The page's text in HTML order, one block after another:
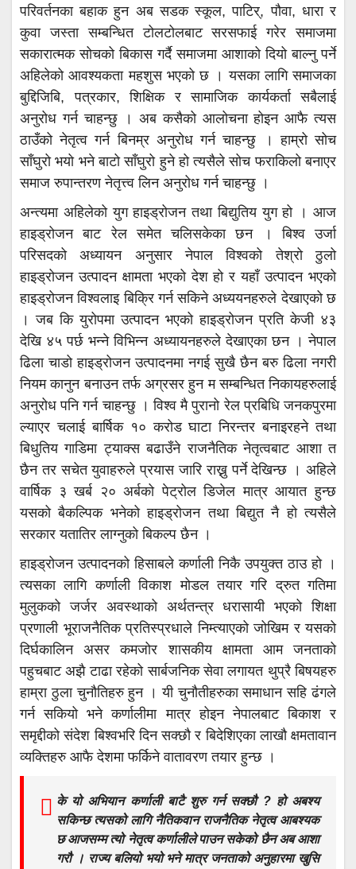
परिवर्तनका बहाक हुन अब सडक स्कूल, पाटिर्, पौवा, धारा र
कुवा जस्ता सम्बन्धित टोलटोलबाट सरसफाई गरेर समाजमा
सकारात्मक सोचको बिकास गर्दै समाजमा आशाको दियो बाल्नु पर्ने
अहिलेको आवश्यकता महशुस भएको छ । यसका लागि समाजका
बुद्दिजिबि, पत्रकार, शिक्षिक र सामाजिक कार्यकर्ता सबैलाई
अनुरोध गर्न चाहन्छु । अब कसैको आलोचना होइन आफै त्यस
ठाउँको नेतृत्व गर्न बिनम्र अनुरोध गर्न चाहन्छु । हाम्रो सोच
साँघुरो भयो भने बाटो साँघुरो हुने हो त्यसैले सोच फराकिलो बनाएर
समाज रुपान्तरण नेतृत्त्व लिन अनुरोध गर्न चाहन्छु ।
अन्त्यमा अहिलेको युग हाइड्रोजन तथा बिद्युतिय युग हो । आज
हाइड्रोजन बाट रेल समेत चलिसकेका छन । बिश्व उर्जा
परिसदको अध्यायन अनुसार नेपाल विश्वको तेश्रो ठुलो
हाइड्रोजन उत्पादन क्षामता भएको देश हो र यहाँ उत्पादन भएको
हाइड्रोजन विश्वलाइ बिक्रि गर्न सकिने अध्ययनहरुले देखाएको छ
। जब कि युरोपमा उत्पादन भएको हाइड्रोजन प्रति केजी ४३
देखि ४५ पर्छ भन्ने विभिन्न अध्यायनहरुले देखाएका छन । नेपाल
ढिला चाडो हाइड्रोजन उत्पादनमा नगई सुखै छैन बरु ढिला नगरी
नियम कानुन बनाउन तर्फ अग्रसर हुन म सम्बन्धित निकायहरुलाई
अनुरोध पनि गर्न चाहन्छु । विश्व मै पुरानो रेल प्रबिधि जनकपुरमा
ल्याएर चलाई बार्षिक १० करोड घाटा निरन्तर बनाइरहने तथा
बिधुतिय गाडिमा ट्याक्स बढाउँने राजनैतिक नेतृत्वबाट आशा त
छैन तर सचेत युवाहरुले प्रयास जारि राख्नु पर्ने देखिन्छ । अहिले
वार्षिक ३ खर्ब २० अर्बको पेट्रोल डिजेल मात्र आयात हुन्छ
यसको बैकल्पिक भनेको हाइड्रोजन तथा बिद्युत नै हो त्यसैले
सरकार यतातिर लाग्नुको बिकल्प छैन ।
हाइड्रोजन उत्पादनको हिसाबले कर्णाली निकै उपयुक्त ठाउ हो ।
त्यसका लागि कर्णाली विकाश मोडल तयार गरि द्रुत गतिमा
मुलुकको जर्जर अवस्थाको अर्थतन्त्र धरासायी भएको शिक्षा
प्रणाली भूराजनैतिक प्रतिस्प्रधाले निम्त्याएको जोखिम र यसको
दिर्घकालिन असर कमजोर शासकीय क्षामता आम जनताको
पहुचबाट अझै टाढा रहेको सार्बजनिक सेवा लगायत थुप्रै बिषयहरु
हाम्रा ठुला चुनौतिहरु हुन । यी चुनौतीहरुका समाधान सहि ढंगले
गर्न सकियो भने कर्णालीमा मात्र होइन नेपालबाट बिकाश र
समृद्दीको संदेश बिश्वभरि दिन सक्छौ र बिदेशिएका लाखौ क्षमतावान
व्यक्तिहरु आफै देशमा फर्किने वातावरण तयार हुन्छ ।
के यो अभियान कर्णाली बाटै शुरु गर्न सक्छौ ? हो अबश्य
सकिन्छ त्यसको लागि नैतिकवान राजनैतिक नेतृत्व आबश्यक
छ आजसम्म त्यो नेतृत्व कर्णालीले पाउन सकेको छैन अब आशा
गरौ । राज्य बलियो भयो भने मात्र जनताको अनुहारमा खुसि